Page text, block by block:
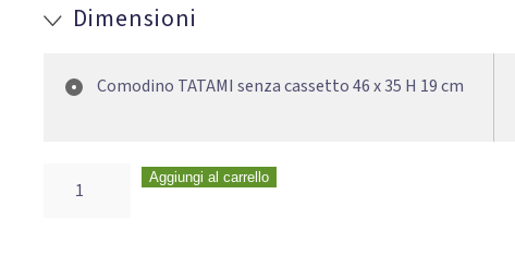
Dimensioni
Comodino TATAMI senza cassetto 46 x 35 H 19 cm
Aggiungi al carrello